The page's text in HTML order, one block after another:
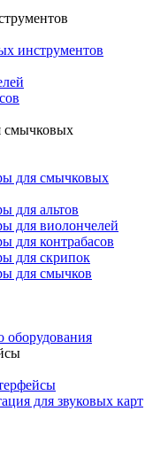
инструментов
смычковых
для смычковых
для альтов
для виолончелей
для контрабасов
для скрипок
для смычков
оборудования
для звуковых карт